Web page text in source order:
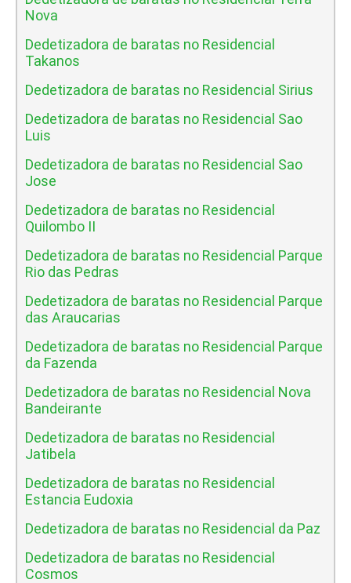
Nova
Dedetizadora de baratas no Residencial
Takanos
Dedetizadora de baratas no Residencial Sirius
Dedetizadora de baratas no Residencial Sao
Luis
Dedetizadora de baratas no Residencial Sao
Jose
Dedetizadora de baratas no Residencial
Quilombo II
Dedetizadora de baratas no Residencial Parque
Rio das Pedras
Dedetizadora de baratas no Residencial Parque
das Araucarias
Dedetizadora de baratas no Residencial Parque
da Fazenda
Dedetizadora de baratas no Residencial Nova
Bandeirante
Dedetizadora de baratas no Residencial
Jatibela
Dedetizadora de baratas no Residencial
Estancia Eudoxia
Dedetizadora de baratas no Residencial da Paz
Dedetizadora de baratas no Residencial
Cosmos